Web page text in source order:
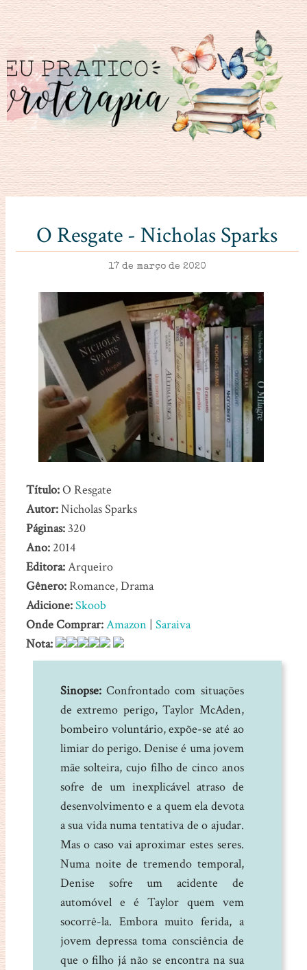
O Resgate - Nicholas Sparks
17 de março de 2020
Título:O Resgate
Autor:Nicholas Sparks
Páginas:320
Ano:2014
Editora:Arqueiro
Gênero:Romance, Drama
Adicione:Skoob
Onde Comprar:Amazon | Saraiva
Nota:
Sinopse:Confrontado com situações
de extremo perigo, Taylor McAden,
bombeiro voluntário, expõe-se até ao
limiar do perigo. Denise é uma jovem
mãe solteira, cujo filho de cinco anos
sofre de um inexplicável atraso de
desenvolvimento e a quem ela devota
a sua vida numa tentativa de o ajudar.
Mas o caso vai aproximar estes seres.
Numa noite de tremendo temporal,
Denise sofre um acidente de
automóvel e é Taylor quem vem
socorrê-la. Embora muito ferida, a
jovem depressa toma consciência de
que o filho já não se encontra na sua